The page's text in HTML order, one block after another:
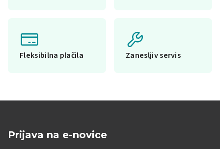
Fleksibilna plačila Zanesljiv servis
Prijava na e-novice